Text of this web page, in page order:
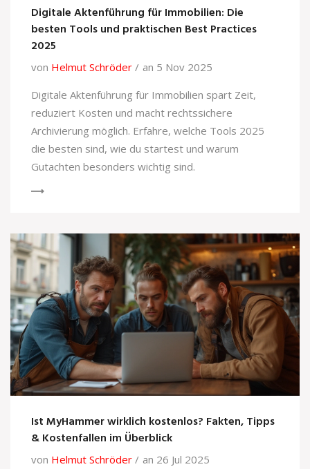
Digitale Aktenführung für Immobilien: Die
besten Tools und praktischen Best Practices
2025
von Helmut Schröder
an 5 Nov 2025
Digitale Aktenführung für Immobilien spart Zeit,
reduziert Kosten und macht rechtssichere
Archivierung möglich. Erfahre, welche Tools 2025
die besten sind, wie du startest und warum
Gutachten besonders wichtig sind.
Ist MyHammer wirklich kostenlos? Fakten, Tipps
& Kostenfallen im Überblick
von Helmut Schröder an 26 Jul 2025